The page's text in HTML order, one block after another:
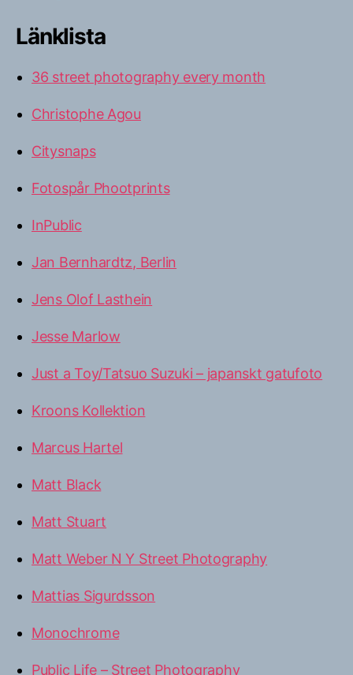
Länklista
36 street photography every month
Christophe Agou
Citysnaps
Fotospår Phootprints
InPublic
Jan Bernhardtz, Berlin
Jens Olof Lasthein
Jesse Marlow
Just a Toy/Tatsuo Suzuki – japanskt gatufoto
Kroons Kollektion
Marcus Hartel
Matt Black
Matt Stuart
Matt Weber N Y Street Photography
Mattias Sigurdsson
Monochrome
Public Life – Street Photography